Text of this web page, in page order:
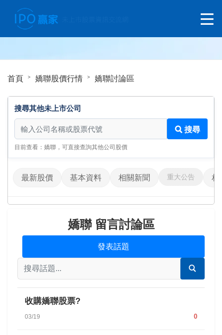
首頁 嬌聯股價行情 嬌聯討論區
搜尋其他未上市公司
搜尋其他未上市公司
搜尋
目前查看：嬌聯，可直接查詢其他公司股價
最新股價 基本資料 相關新聞 重大公告 相
嬌聯 留言討論區
發表話題
收購嬌聯股票?
03/19 0